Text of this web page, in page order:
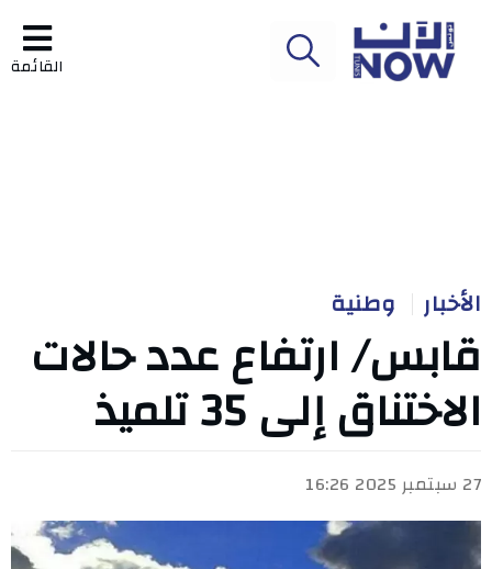
القائمة
الأخبار وطنية
قابس/ ارتفاع عدد حالات
الاختناق إلى 35 تلميذ
27 سبتمبر 2025 16:26